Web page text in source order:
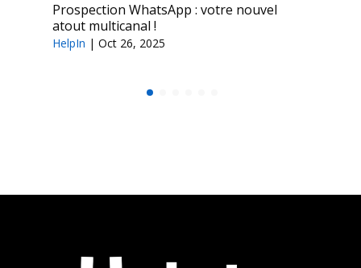
Prospection WhatsApp : votre nouvel
atout multicanal !
HelpIn | Oct 26, 2025